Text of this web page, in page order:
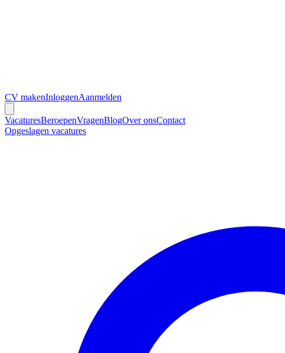
CV makenInloggenAanmelden
VacaturesBeroepenVragenBlogOver onsContact
Opgeslagen vacatures